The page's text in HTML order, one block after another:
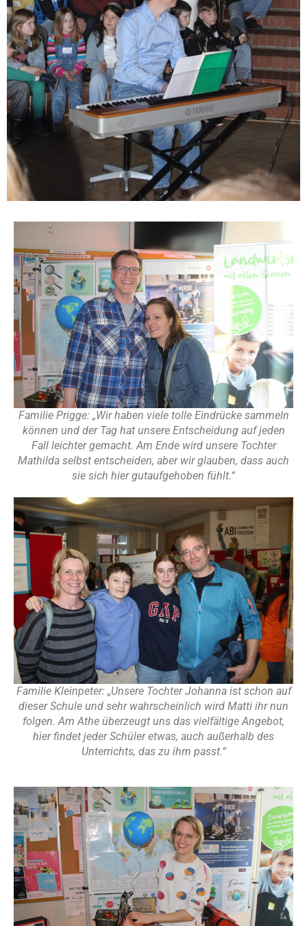
Familie Prigge: „Wir haben viele tolle Eindrücke sammeln
können und der Tag hat unsere Entscheidung auf jeden
Fall leichter gemacht. Am Ende wird unsere Tochter
Mathilda selbst entscheiden, aber wir glauben, dass auch
sie sich hier gutaufgehoben fühlt.“
Familie Kleinpeter: „Unsere Tochter Johanna ist schon auf
dieser Schule und sehr wahrscheinlich wird Matti ihr nun
folgen. Am Athe überzeugt uns das vielfältige Angebot,
hier findet jeder Schüler etwas, auch außerhalb des
Unterrichts, das zu ihm passt.“